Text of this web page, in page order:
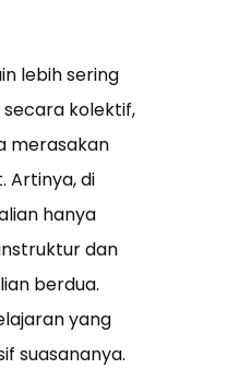
lebih sering
kolektif,
merasakan
Artinya, di
hanya
dan
berdua.
yang
suasananya.